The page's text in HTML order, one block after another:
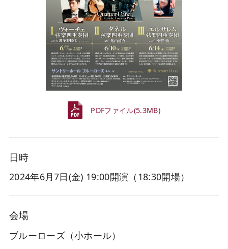
PDFファイル(5.3MB)
日時
2024年6月7日(金) 19:00開演（18:30開場）
会場
ブルーローズ（小ホール）